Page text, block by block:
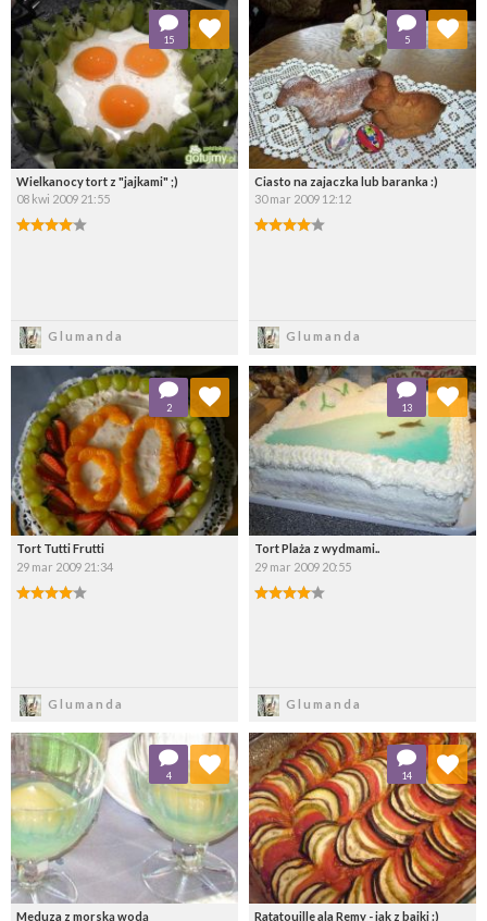
Wielkanocy tort z "jajkami" ;)
08 kwi 2009 21:55
Glumanda
15
Dodaj do ulubionych
Wybierz listę:
Ciasto na zajaczka lub baranka :)
30 mar 2009 12:12
Glumanda
5
Dodaj do ulubionych
Wybierz listę:
Tort Tutti Frutti
29 mar 2009 21:34
Glumanda
2
Dodaj do ulubionych
Wybierz listę:
Tort Plaża z wydmami..
29 mar 2009 20:55
Glumanda
13
Dodaj do ulubionych
Wybierz listę:
Meduza z morską wodą
4
Dodaj do ulubionych
Wybierz listę:
Ratatouille ala Remy - jak z bajki :)
14
Dodaj do ulubionych
Wybierz listę: